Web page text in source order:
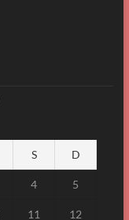
S D
4 5
11 12